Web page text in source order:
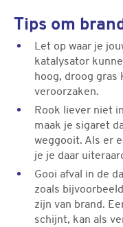
Tips om
Let op waar je
katalysator
hoog, droog gras
veroorzaken.
Rook liever niet
maak je sigaret
weggooit. Als er
je je daar
Gooi afval in de
zoals
zijn van brand.
schijnt, kan als